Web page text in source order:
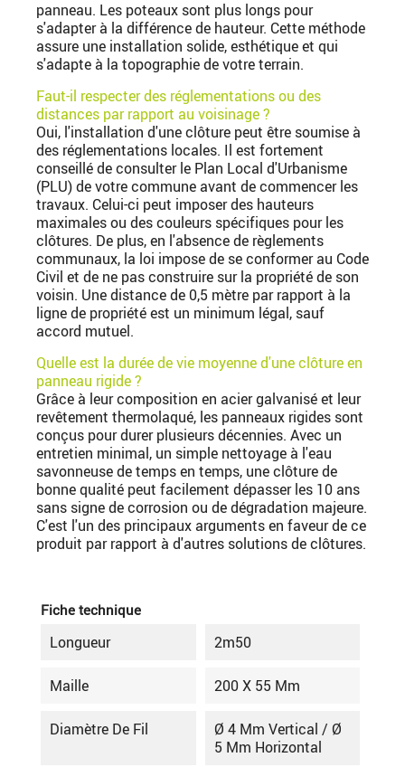
panneau. Les poteaux sont plus longs pour
s'adapter à la différence de hauteur. Cette méthode
assure une installation solide, esthétique et qui
s'adapte à la topographie de votre terrain.
Faut-il respecter des réglementations ou des
distances par rapport au voisinage ?
Oui, l'installation d'une clôture peut être soumise à
des réglementations locales. Il est fortement
conseillé de consulter le Plan Local d'Urbanisme
(PLU) de votre commune avant de commencer les
travaux. Celui-ci peut imposer des hauteurs
maximales ou des couleurs spécifiques pour les
clôtures. De plus, en l'absence de règlements
communaux, la loi impose de se conformer au Code
Civil et de ne pas construire sur la propriété de son
voisin. Une distance de 0,5 mètre par rapport à la
ligne de propriété est un minimum légal, sauf
accord mutuel.
Quelle est la durée de vie moyenne d'une clôture en
panneau rigide ?
Grâce à leur composition en acier galvanisé et leur
revêtement thermolaqué, les panneaux rigides sont
conçus pour durer plusieurs décennies. Avec un
entretien minimal, un simple nettoyage à l'eau
savonneuse de temps en temps, une clôture de
bonne qualité peut facilement dépasser les 10 ans
sans signe de corrosion ou de dégradation majeure.
C'est l'un des principaux arguments en faveur de ce
produit par rapport à d'autres solutions de clôtures.
Fiche technique
Longueur 2m50
Maille 200 X 55 Mm
Diamètre De Fil
Ø 4 Mm Vertical / Ø
5 Mm Horizontal